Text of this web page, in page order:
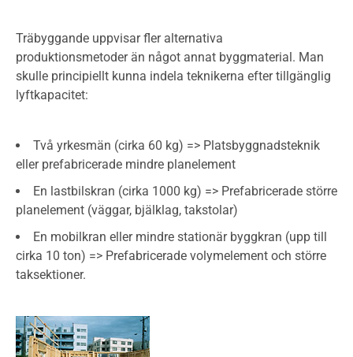
Träbyggande uppvisar fler alternativa
produktionsmetoder än något annat byggmaterial. Man
skulle principiellt kunna indela teknikerna efter tillgänglig
lyftkapacitet:
Två yrkesmän (cirka 60 kg) => Platsbyggnadsteknik
eller prefabricerade mindre planelement
En lastbilskran (cirka 1000 kg) => Prefabricerade större
planelement (väggar, bjälklag, takstolar)
En mobilkran eller mindre stationär byggkran (upp till
cirka 10 ton) => Prefabricerade volymelement och större
taksektioner.